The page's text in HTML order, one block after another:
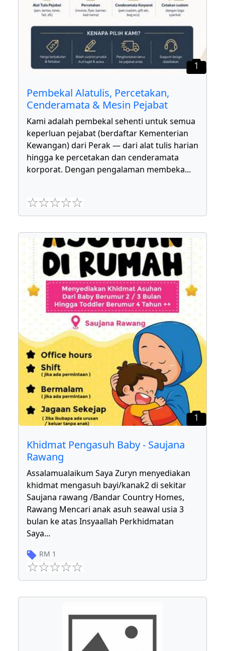
1
Pembekal Alatulis, Percetakan,
Cenderamata & Mesin Pejabat
Kami adalah pembekal sehenti untuk semua
keperluan pejabat (berdaftar Kementerian
Kewangan) dari Perak — dari alat tulis harian
hingga ke percetakan dan cenderamata
korporat. Dengan pengalaman membeka...
1
Khidmat Pengasuh Baby - Saujana
Rawang
Assalamualaikum Saya Zuryn menyediakan
khidmat mengasuh bayi/kanak2 di sekitar
Saujana rawang /Bandar Country Homes,
Rawang Mencari anak asuh seawal usia 3
bulan ke atas Insyaallah Perkhidmatan
Saya...
RM 1